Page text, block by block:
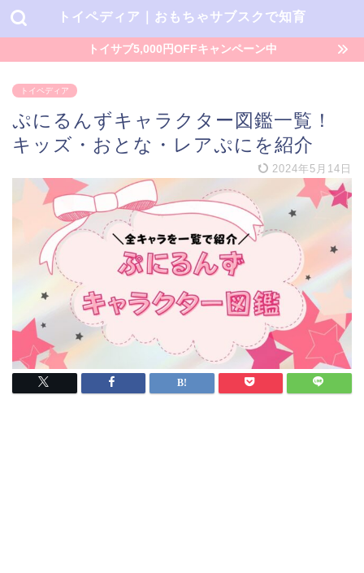
トイペディア｜おもちゃサブスクで知育
トイサブ5,000円OFFキャンペーン中
トイペディア
ぷにるんずキャラクター図鑑一覧！
キッズ・おとな・レアぷにを紹介
2024年5月14日